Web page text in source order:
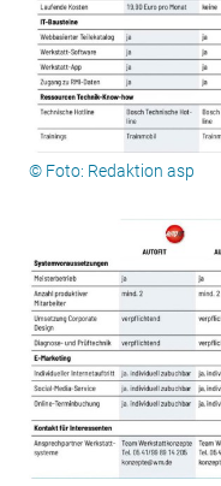
© Foto: Redaktion asp